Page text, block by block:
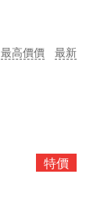
最高價價 最新